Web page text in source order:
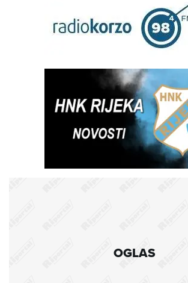
OGLAS